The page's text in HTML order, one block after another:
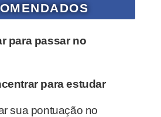
para passar no
para estudar
sua pontuação no